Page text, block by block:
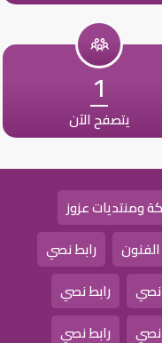
1
يتصفح الآن
ومنتديات عزوز
رابط نصي
نصي
رابط نصي
نصي رابط نصي